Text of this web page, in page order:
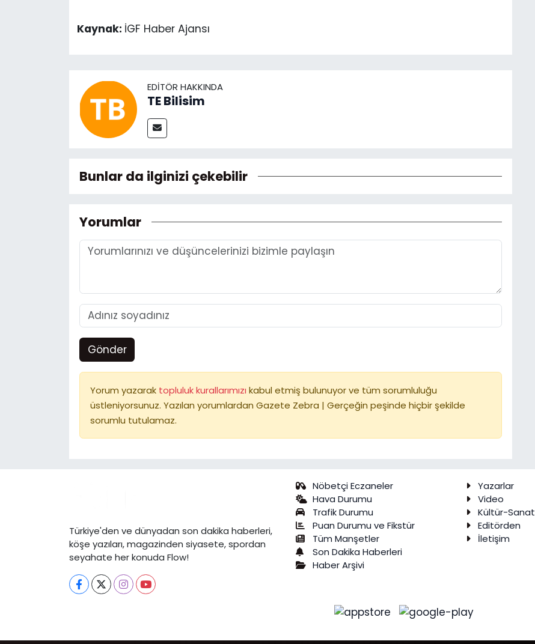
Kaynak: İGF Haber Ajansı
EDITÖR HAKKINDA
TE Bilisim
Bunlar da ilginizi çekebilir
Yorumlar
Gönder
Yorum yazarak topluluk kurallarımızı kabul etmiş bulunuyor ve tüm sorumluluğu
üstleniyorsunuz. Yazılan yorumlardan Gazete Zebra | Gerçeğin peşinde hiçbir şekilde
sorumlu tutulamaz.
Türkiye'den ve dünyadan son dakika haberleri,
köşe yazıları, magazinden siyasete, spordan
seyahate her konuda Flow!
Nöbetçi Eczaneler
Hava Durumu
Trafik Durumu
Puan Durumu ve Fikstür
Tüm Manşetler
Son Dakika Haberleri
Haber Arşivi
Yazarlar
Video
Kültür-Sanat
Editörden
İletişim